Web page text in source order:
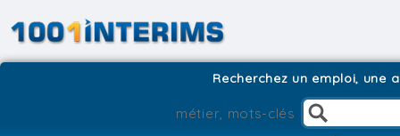
Recherchez un emploi, une